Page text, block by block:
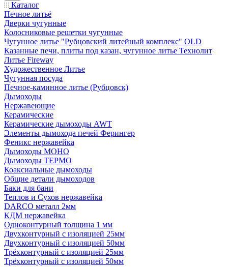
Каталог
Печное литьё
Дверки чугунные
Колосниковые решетки чугунные
Чугунное литье "Рубцовский литейный комплекс" OLD
Казанные печи, плиты под казан, чугунное литье Технолит
Литье Fireway
Художественное Литье
Чугунная посуда
Печное-каминное литье (Рубцовск)
Дымоходы
Нержавеющие
Керамические
Керамические дымоходы AWT
Элементы дымохода печей Ферингер
Феникс нержавейка
Дымоходы МОНО
Дымоходы ТЕРМО
Коаксиальные дымоходы
Общие детали дымоходов
Баки для бани
Теплов и Сухов нержавейка
DARCO металл 2мм
КДМ нержавейка
Одноконтурный толщина 1 мм
Двухконтурный с изоляцией 25мм
Двухконтурный с изоляцией 50мм
Трёхконтурный с изоляцией 25мм
Трёхконтурный с изоляцией 50мм